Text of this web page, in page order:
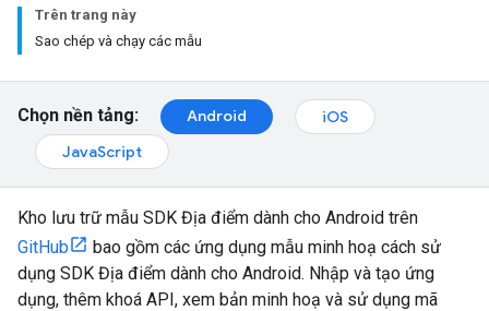
Trên trang này
Sao chép và chạy các mẫu
Chọn nền tảng: Android
iOS
JavaScript
Kho lưu trữ mẫu SDK Địa điểm dành cho Android trên
GitHub
bao gồm các ứng dụng mẫu minh hoạ cách sử
dụng SDK Địa điểm dành cho Android. Nhập và tạo ứng
dụng, thêm khoá API, xem bản minh hoạ và sử dụng mã